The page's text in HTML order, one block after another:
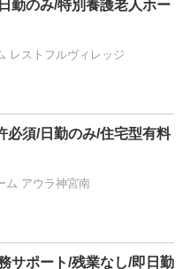
勤のみ/特別養護老人ホー
レストフルヴィレッジ
必須/日勤のみ/住宅型有料
ム アウラ神宮南
サポート/残業なし/即日勤